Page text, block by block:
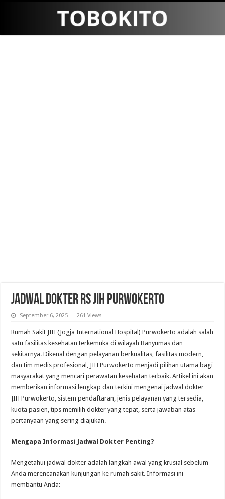
Jadwal Dokter RS JIH Purwokerto
September 6, 2025 261 Views
Rumah Sakit JIH (Jogja International Hospital) Purwokerto adalah salah
satu fasilitas kesehatan terkemuka di wilayah Banyumas dan
sekitarnya. Dikenal dengan pelayanan berkualitas, fasilitas modern,
dan tim medis profesional, JIH Purwokerto menjadi pilihan utama bagi
masyarakat yang mencari perawatan kesehatan terbaik. Artikel ini akan
memberikan informasi lengkap dan terkini mengenai jadwal dokter
JIH Purwokerto, sistem pendaftaran, jenis pelayanan yang tersedia,
kuota pasien, tips memilih dokter yang tepat, serta jawaban atas
pertanyaan yang sering diajukan.
Mengapa Informasi Jadwal Dokter Penting?
Mengetahui jadwal dokter adalah langkah awal yang krusial sebelum
Anda merencanakan kunjungan ke rumah sakit. Informasi ini
membantu Anda: